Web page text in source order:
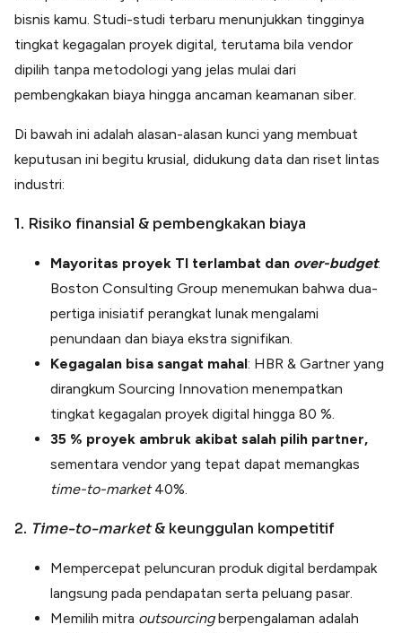
bisnis kamu. Studi-studi terbaru menunjukkan tingginya
tingkat kegagalan proyek digital, terutama bila vendor
dipilih tanpa metodologi yang jelas mulai dari
pembengkakan biaya hingga ancaman keamanan siber.
Di bawah ini adalah alasan-alasan kunci yang membuat
keputusan ini begitu krusial, didukung data dan riset lintas
industri:
1. Risiko finansial & pembengkakan biaya
Mayoritas proyek TI terlambat dan over-budget:
Boston Consulting Group menemukan bahwa dua-
pertiga inisiatif perangkat lunak mengalami
penundaan dan biaya ekstra signifikan.
Kegagalan bisa sangat mahal: HBR & Gartner yang
dirangkum Sourcing Innovation menempatkan
tingkat kegagalan proyek digital hingga 80 %.
35 % proyek ambruk akibat salah pilih partner,
sementara vendor yang tepat dapat memangkas
time-to-market40%.
2. Time-to-market& keunggulan kompetitif
Mempercepat peluncuran produk digital berdampak
langsung pada pendapatan serta peluang pasar.
Memilih mitra outsourcingberpengalaman adalah